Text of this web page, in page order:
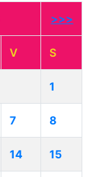
>>>
V S
1
7 8
14 15